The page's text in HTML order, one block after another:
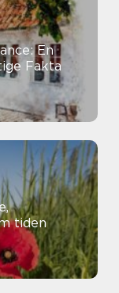
En
Fakta
tiden